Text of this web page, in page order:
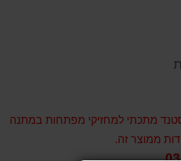
מתכתי למחזיקי מפתחות במתנה